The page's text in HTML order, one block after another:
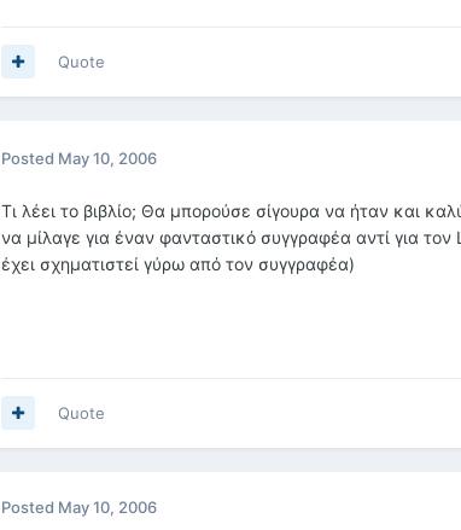
Quote
Posted May 10, 2006
Τι λέει το βιβλίο; Θα μπορούσε σίγουρα να ήταν και
να μίλαγε για έναν φανταστικό συγγραφέα αντί για
έχει σχηματιστεί γύρω από τον συγγραφέα)
Quote
Posted May 10, 2006